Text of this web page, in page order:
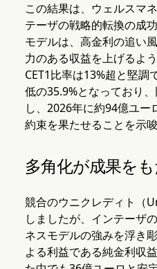
この結果は、ウェルスマ
テーザの戦略的転換の成
モデルは、高金利の追い
力のある収益を上げるよ
CET1比率は13%超と堅調
低の35.9%となっており
し、2026年に約94億ユー
約束を果たせることを示唆
多角化が成果を
競合のウニクレディト（
しましたが、インテーザ
ネスモデルの強みを浮き
よる利益である純金利収